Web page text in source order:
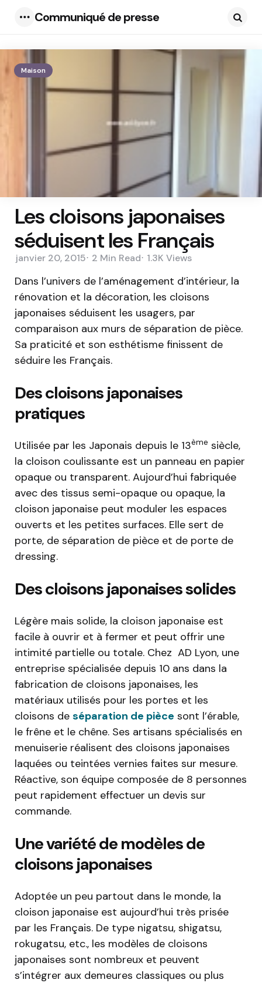
Communiqué de presse
Maison
Les cloisons japonaises
séduisent les Français
janvier 20, 2015 2 Min Read 1.3K Views
Dans l’univers de l’aménagement d’intérieur, la
rénovation et la décoration, les cloisons
japonaises séduisent les usagers, par
comparaison aux murs de séparation de pièce.
Sa praticité et son esthétisme finissent de
séduire les Français.
Des cloisons japonaises
pratiques
Utilisée par les Japonais depuis le 13ème siècle,
la cloison coulissante est un panneau en papier
opaque ou transparent. Aujourd’hui fabriquée
avec des tissus semi-opaque ou opaque, la
cloison japonaise peut moduler les espaces
ouverts et les petites surfaces. Elle sert de
porte, de séparation de pièce et de porte de
dressing.
Des cloisons japonaises solides
Légère mais solide, la cloison japonaise est
facile à ouvrir et à fermer et peut offrir une
intimité partielle ou totale. Chez AD Lyon, une
entreprise spécialisée depuis 10 ans dans la
fabrication de cloisons japonaises, les
matériaux utilisés pour les portes et les
cloisons de séparation de pièce sont l’érable,
le frêne et le chêne. Ses artisans spécialisés en
menuiserie réalisent des cloisons japonaises
laquées ou teintées vernies faites sur mesure.
Réactive, son équipe composée de 8 personnes
peut rapidement effectuer un devis sur
commande.
Une variété de modèles de
cloisons japonaises
Adoptée un peu partout dans le monde, la
cloison japonaise est aujourd’hui très prisée
par les Français. De type nigatsu, shigatsu,
rokugatsu, etc., les modèles de cloisons
japonaises sont nombreux et peuvent
s’intégrer aux demeures classiques ou plus